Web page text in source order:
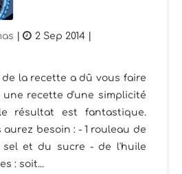
| 2 Sep 2014
la recette a dû vous faire
une recette d'une simplicité
résultat est fantastique.
aurez besoin : - 1 rouleau de
et du sucre - de l'huile
: soit...